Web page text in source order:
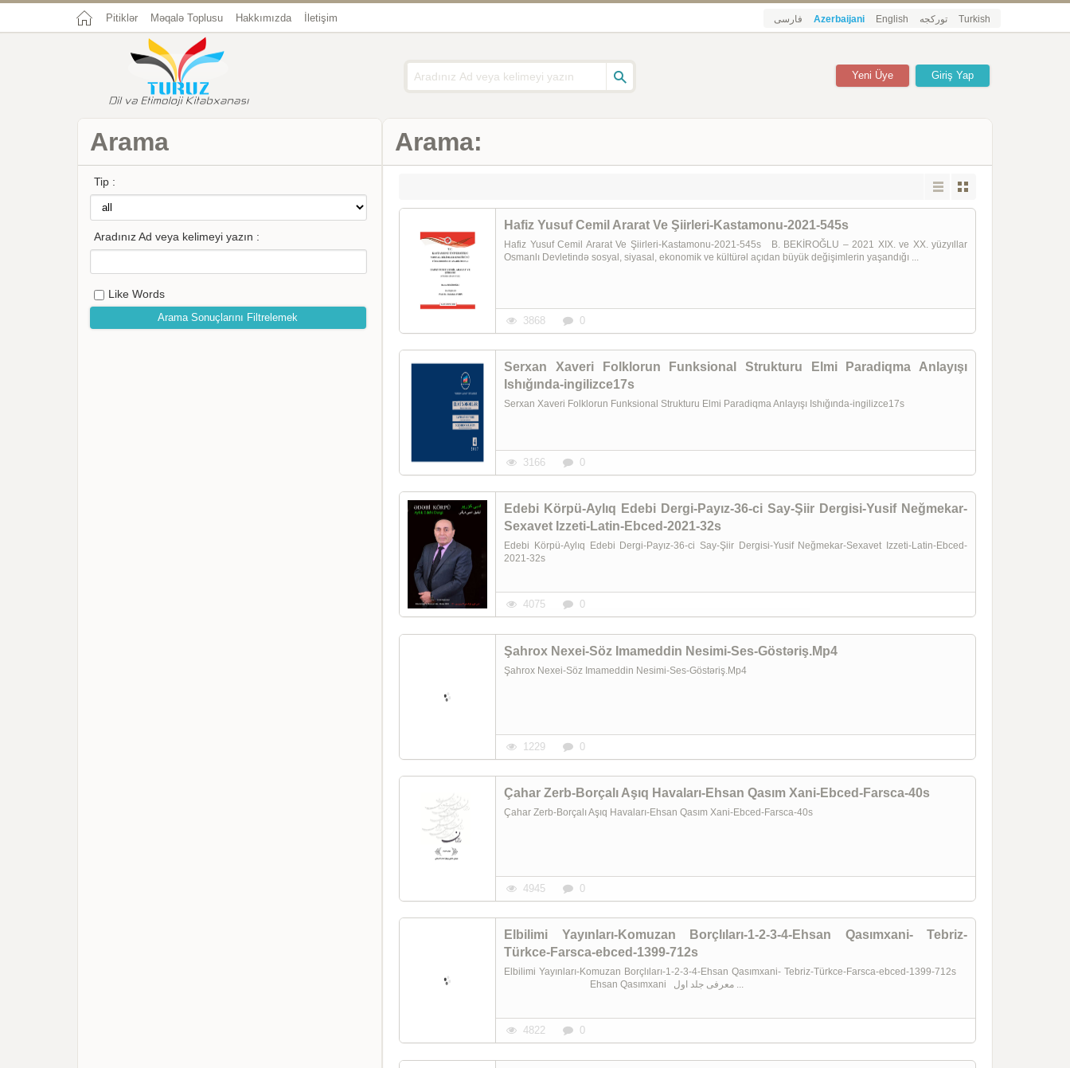
Pitiklər Məqalə Toplusu Hakkımızda İletişim فارسی Azerbaijani English تورکجه Turkish
Giriş Yap
Yeni Üye
Arama:
Hafiz Yusuf Cemil Ararat Ve Şiirleri-Kastamonu-2021-545s
Hafiz Yusuf Cemil Ararat Ve Şiirleri-Kastamonu-2021-545s B. BEKİROĞLU – 2021 XIX. ve XX. yüzyıllar
Osmanlı Devletində sosyal, siyasal, ekonomik ve kültürəl açıdan büyük değişimlerin yaşandığı ...
3868 0
Serxan Xaveri Folklorun Funksional Strukturu Elmi Paradiqma Anlayışı
Ishığında-ingilizce17s
Serxan Xaveri Folklorun Funksional Strukturu Elmi Paradiqma Anlayışı Ishığında-ingilizce17s
3166 0
Edebi Körpü-Aylıq Edebi Dergi-Payız-36-ci Say-Şiir Dergisi-Yusif Neğmekar-
Sexavet Izzeti-Latin-Ebced-2021-32s
Edebi Körpü-Aylıq Edebi Dergi-Payız-36-ci Say-Şiir Dergisi-Yusif Neğmekar-Sexavet Izzeti-Latin-Ebced-
2021-32s
4075 0
Şahrox Nexei-Söz Imameddin Nesimi-Ses-Göstəriş.Mp4
Şahrox Nexei-Söz Imameddin Nesimi-Ses-Göstəriş.Mp4
1229 0
Çahar Zerb-Borçalı Aşıq Havaları-Ehsan Qasım Xani-Ebced-Farsca-40s
Çahar Zerb-Borçalı Aşıq Havaları-Ehsan Qasım Xani-Ebced-Farsca-40s
4945 0
Elbilimi Yayınları-Komuzan Borçlıları-1-2-3-4-Ehsan Qasımxani- Tebriz-
Türkce-Farsca-ebced-1399-712s
Elbilimi Yayınları-Komuzan Borçlıları-1-2-3-4-Ehsan Qasımxani- Tebriz-Türkce-Farsca-ebced-1399-712s
Ehsan Qasımxani معرفی جلد اول ...
4822 0
Arama
Tip :
Aradınız Ad veya kelimeyi yazın :
Like Words